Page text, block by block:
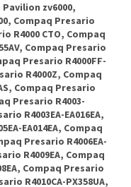
Pavilion zv6000,
Compaq Presario
R4000 CTO, Compaq
Compaq Presario
Presario R4000FF-
R4000Z, Compaq
Compaq Presario
Presario R4003-
R4003EA-EA016EA,
EA014EA, Compaq
Presario R4006EA-
R4009EA, Compaq
Compaq Presario
R4010CA-PX358UA,